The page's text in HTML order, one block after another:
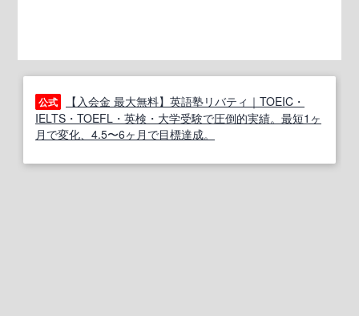
公式
【入会金 最大無料】英語塾リバティ｜TOEIC・
IELTS・TOEFL・英検・大学受験で圧倒的実績。最短1ヶ
月で変化、4.5〜6ヶ月で目標達成。